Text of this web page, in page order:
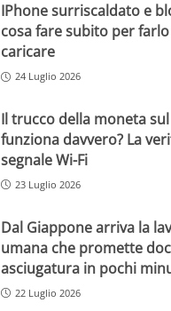
IPhone surriscaldato e
cosa fare subito per
caricare
24 Luglio 2026
Il trucco della moneta
funziona davvero? La
segnale Wi-Fi
23 Luglio 2026
Dal Giappone arriva la
umana che promette
asciugatura in pochi
22 Luglio 2026